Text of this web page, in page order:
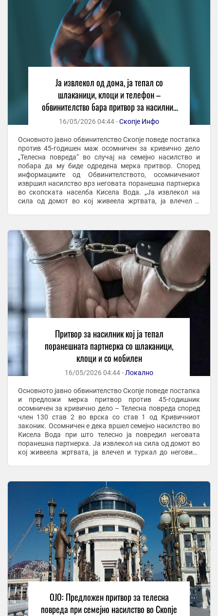
Ја извлекол од дома, ја тепал со
шлаканици, клоци и телефон –
обвинителство бара притвор за насилник
од Кисела Вода
16/05/2026 04:44 -Скопје Инфо
Основното јавно обвинителство Скопје поведе постапка
против 45-годишен маж осомничен за кривично дело
„Телесна повреда“ во случај на семејно насилство и
побара да му биде одредена мерка притвор. Според
информациите од Обвинителството, осомничениот
извршил насилство врз неговата поранешна партнерка
во скопската населба Кисела Вода. „Ја извлекол на
сила од домот во кој живеела жртвата, ја влечел и
Притвор за насилник кој ја тепал
поранешната партнерка со шлаканици,
клоци и со мобилен
16/05/2026 04:44 - Локално
Основното јавно обвинителство Скопје поведе постапка
и предложи мерка притвор против 45-годишник
осомничен за кривично дело – Телесна повреда според
член 130 став 2 во врска со став 1 од Кривичниот
законик. Осомничен е дека вршел семејно насилство во
Кисела Вода при што телесно ја повредил неговата
поранешна партнерка. Ја извлекол на сила од домот во
кој живеела жртвата, ја влечел и туркал до неговиот
ОЈО: Предложен притвор за телесна
повреда при семејно насилство во Скопје